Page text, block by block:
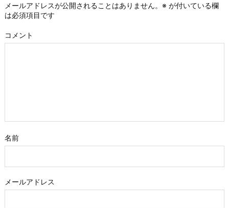
メールアドレスが公開されることはありません。 ※ が付いている欄
は必須項目です
コメント
名前
メールアドレス